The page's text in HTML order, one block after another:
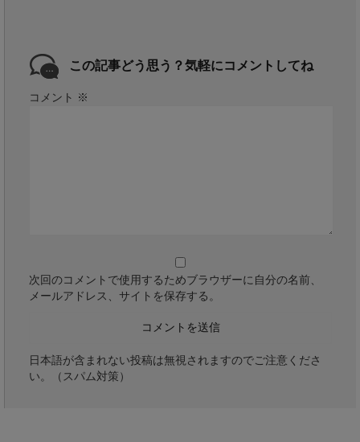
この記事どう思う？気軽にコメントしてね
コメント ※
次回のコメントで使用するためブラウザーに自分の名前、
メールアドレス、サイトを保存する。
日本語が含まれない投稿は無視されますのでご注意くださ
い。（スパム対策）